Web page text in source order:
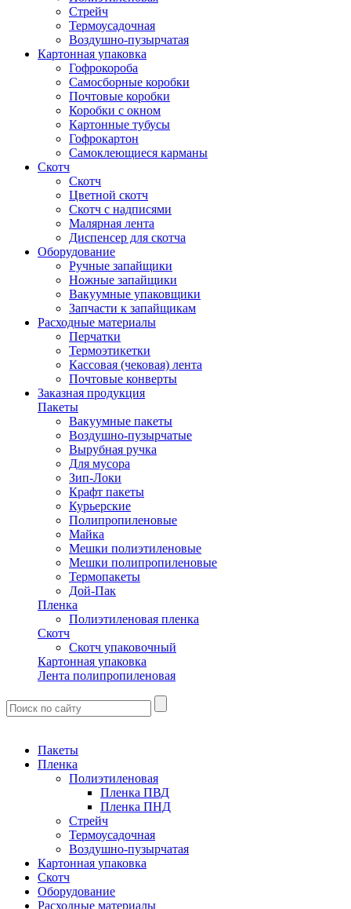
Стрейч
Термоусадочная
Воздушно-пузырчатая
Картонная упаковка
Гофрокороба
Самосборные коробки
Почтовые коробки
Коробки с окном
Картонные тубусы
Гофрокартон
Самоклеющиеся карманы
Скотч
Скотч
Цветной скотч
Скотч с надписями
Малярная лента
Диспенсер для скотча
Оборудование
Ручные запайщики
Ножные запайщики
Вакуумные упаковщики
Запчасти к запайщикам
Расходные материалы
Перчатки
Термоэтикетки
Кассовая (чековая) лента
Почтовые конверты
Заказная продукция
Пакеты
Вакуумные пакеты
Воздушно-пузырчатые
Вырубная ручка
Для мусора
Зип-Локи
Крафт пакеты
Курьерские
Полипропиленовые
Майка
Мешки полиэтиленовые
Мешки полипропиленовые
Термопакеты
Дой-Пак
Пленка
Полиэтиленовая пленка
Скотч
Скотч упаковочный
Картонная упаковка
Лента полипропиленовая
Пакеты
Пленка
Полиэтиленовая
Пленка ПВД
Пленка ПНД
Стрейч
Термоусадочная
Воздушно-пузырчатая
Картонная упаковка
Скотч
Оборудование
Расходные материалы